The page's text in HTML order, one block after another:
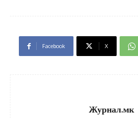
Facebook X
Журнал.мк